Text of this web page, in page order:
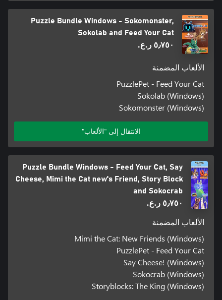
Puzzle Bundle Windows - Sokomonster,
Sokolab and Feed Your Cat
٥٫٧٥٠ ر.ع.‏
الألعاب المضمنة
PuzzlePet - Feed Your Cat
Sokolab (Windows)
Sokomonster (Windows)
الانتقال إلى "الألعاب"
Puzzle Bundle Windows - Feed Your Cat, Say
Cheese, Mimi the Cat new's Friend, Story Block
and Sokocrab
٥٫٧٥٠ ر.ع.‏
الألعاب المضمنة
Mimi the Cat: New Friends (Windows)
PuzzlePet - Feed Your Cat
Say Cheese! (Windows)
Sokocrab (Windows)
Storyblocks: The King (Windows)